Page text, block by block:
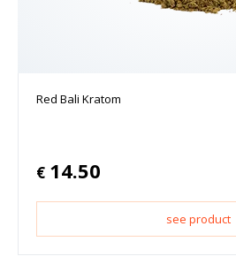
Red Bali Kratom
€ 14.50
see product